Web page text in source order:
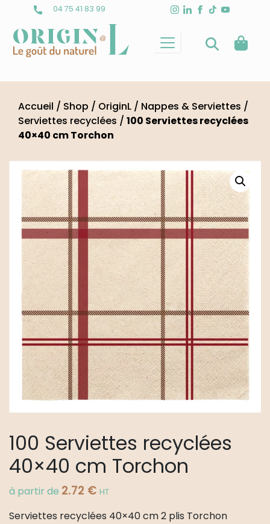
content
04 75 41 83 99
Accueil / Shop / OriginL / Nappes & Serviettes /
Serviettes recyclées / 100 Serviettes recyclées
40×40 cm Torchon
100 Serviettes recyclées
40×40 cm Torchon
à partir de 2.72 € HT
Serviettes recyclées 40×40 cm 2 plis Torchon